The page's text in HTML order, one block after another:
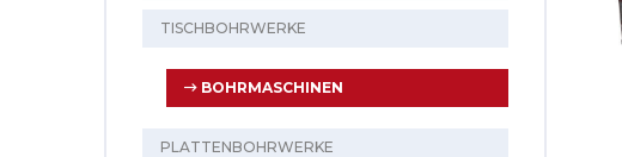
TISCHBOHRWERKE
BOHRMASCHINEN
PLATTENBOHRWERKE